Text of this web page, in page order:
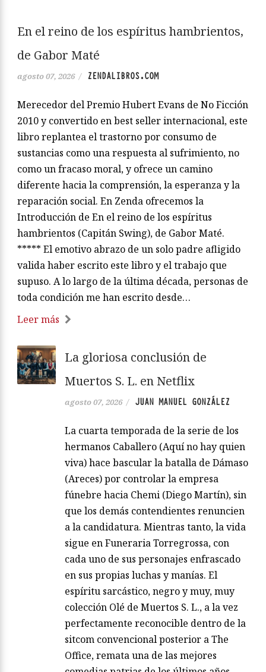
En el reino de los espíritus hambrientos,
de Gabor Maté
agosto 07, 2026 / ZENDALIBROS.COM
Merecedor del Premio Hubert Evans de No Ficción
2010 y convertido en best seller internacional, este
libro replantea el trastorno por consumo de
sustancias como una respuesta al sufrimiento, no
como un fracaso moral, y ofrece un camino
diferente hacia la comprensión, la esperanza y la
reparación social. En Zenda ofrecemos la
Introducción de En el reino de los espíritus
hambrientos (Capitán Swing), de Gabor Maté.
***** El emotivo abrazo de un solo padre afligido
valida haber escrito este libro y el trabajo que
supuso. A lo largo de la última década, personas de
toda condición me han escrito desde…
Leer más
La gloriosa conclusión de
Muertos S. L. en Netflix
agosto 07, 2026 / JUAN MANUEL GONZÁLEZ
La cuarta temporada de la serie de los
hermanos Caballero (Aquí no hay quien
viva) hace bascular la batalla de Dámaso
(Areces) por controlar la empresa
fúnebre hacia Chemi (Diego Martín), sin
que los demás contendientes renuncien
a la candidatura. Mientras tanto, la vida
sigue en Funeraria Torregrossa, con
cada uno de sus personajes enfrascado
en sus propias luchas y manías. El
espíritu sarcástico, negro y muy, muy
colección Olé de Muertos S. L., a la vez
perfectamente reconocible dentro de la
sitcom convencional posterior a The
Office, remata una de las mejores